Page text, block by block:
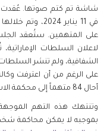
في 11 يناير
لاعلان السلطات
الشفافية، ولم تنشر
على الرغم من أن اعترفت وكالة
أحال 84 متهماً إلى محكمة الاستئناف الاتحادية في أبوظبي.
بموجبه لا يمكن محاكمة